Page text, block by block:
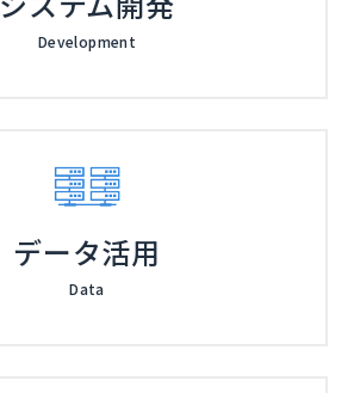
Development
データ活用
Data